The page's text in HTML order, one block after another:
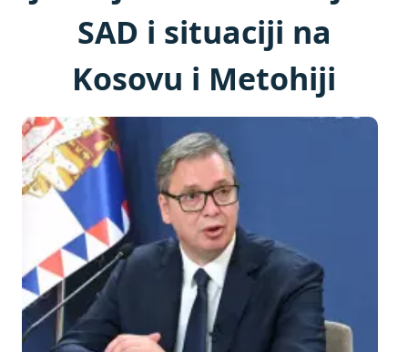
SAD i situaciji na
Kosovu i Metohiji